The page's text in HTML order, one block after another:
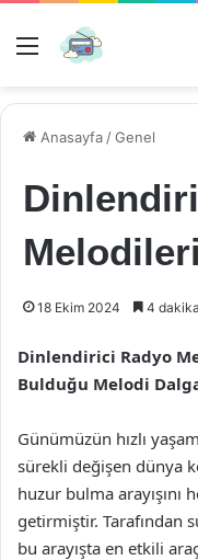
Menü
Anasayfa /Genel
Melodileri
18 Ekim 2024 4
Dinlendirici Radyo
Bulduğu Melodi
Günümüzün hızlı
sürekli değişen dünya
huzur bulma
getirmiştir. Tarafından
bu arayışta en etkili